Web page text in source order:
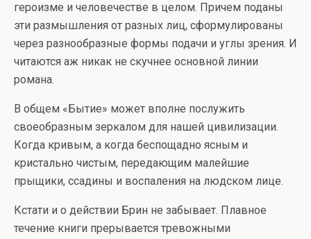
героизме и человечестве в целом. Причем поданы
эти размышления от разных лиц, сформулированы
через разнообразные формы подачи и углы зрения. И
читаются аж никак не скучнее основной линии
романа.
В общем «Бытие» может вполне послужить
своеобразным зеркалом для нашей цивилизации.
Когда кривым, а когда беспощадно ясным и
кристально чистым, передающим малейшие
прыщики, ссадины и воспаления на людском лице.
Кстати и о действии Брин не забывает. Плавное
течение книги прерывается тревожными